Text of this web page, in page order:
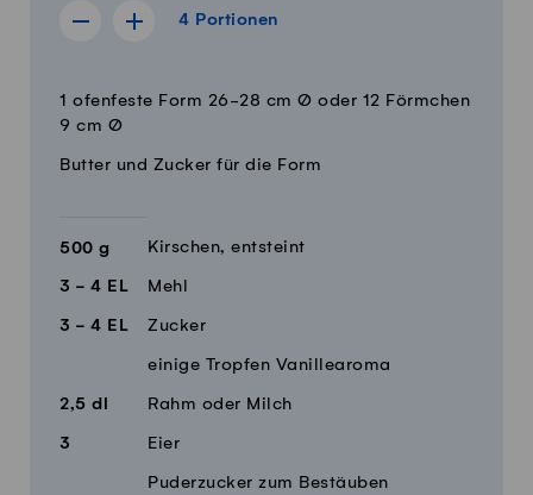
4 Portionen
Rezept für 3 Portionen anzeigen
Rezept für 5 Portionen anzeigen
4 Portionen
MengeZutaten
1 ofenfeste Form 26-28 cm Ø oder 12 Förmchen
9 cm Ø
Butter und Zucker für die Form
500 g Kirschen, entsteint
3 - 4 EL Mehl
3 - 4 EL Zucker
einige Tropfen Vanillearoma
2,5 dl Rahm oder Milch
3 Eier
Puderzucker zum Bestäuben